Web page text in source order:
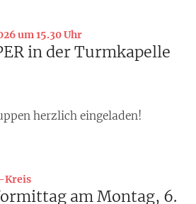
um 15.30 Uhr:
in der Turmkapelle
herzlich eingeladen!
Kreis:
am Montag, 6.